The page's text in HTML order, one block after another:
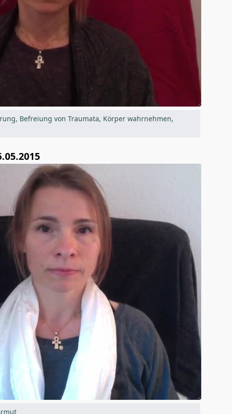
Befreiung von Traumata, Körper wahrnehmen,